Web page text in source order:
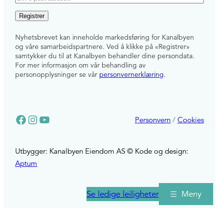
Se ledige leiligheter
-
o
s
t
Nyhetsbrevet kan inneholde markedsføring for Kanalbyen
og våre samarbeidspartnere. Ved å klikke på «Registrer»
samtykker du til at Kanalbyen behandler dine persondata.
For mer informasjon om vår behandling av
personopplysninger se vår personvernerklæring.
Facebook
Instagram
YouTube Personvern/ Cookies
Utbygger: Kanalbyen Eiendom AS © Kode og design:
Aptum